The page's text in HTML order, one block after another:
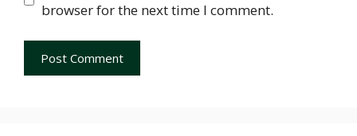
browser for the next time I comment.